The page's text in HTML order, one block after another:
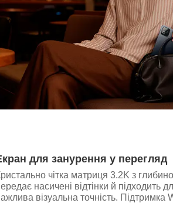
для занурення у перегляд
чітка матриця 3.2K з
насичені відтінки й підходить
візуальна точність. Підтримка